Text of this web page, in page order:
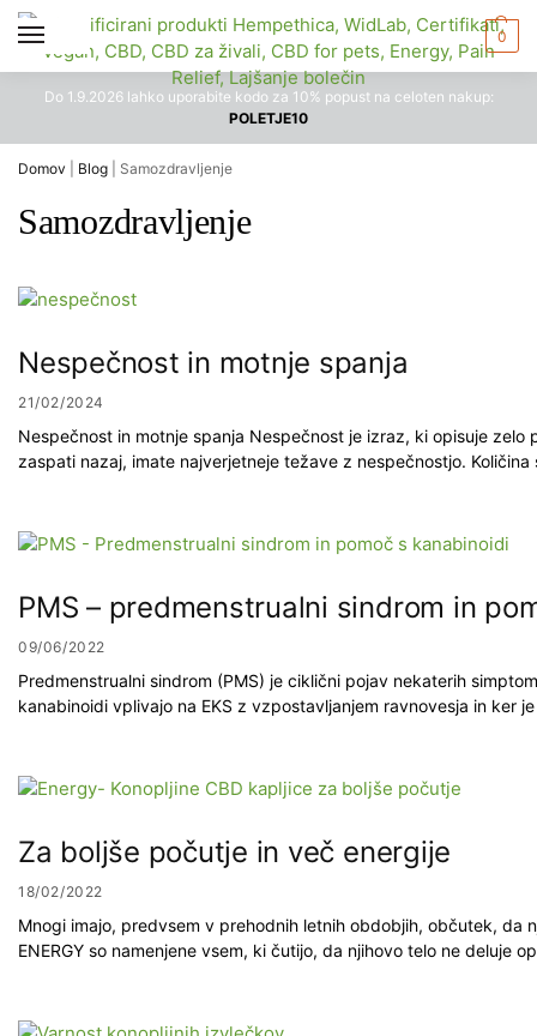
0
Do 1.9.2026 lahko uporabite kodo za 10% popust na celoten nakup:
POLETJE10
Domov Blog Samozdravljenje
Samozdravljenje
Nespečnost in motnje spanja
21/02/2024
Nespečnost in motnje spanja Nespečnost je izraz, ki opisuje
zaspati nazaj, imate najverjetneje težave z nespečnostjo.
PMS – predmenstrualni sindrom in
09/06/2022
Predmenstrualni sindrom (PMS) je ciklični pojav nekaterih
kanabinoidi vplivajo na EKS z vzpostavljanjem ravnovesja in ker
Za boljše počutje in več energije
18/02/2022
Mnogi imajo, predvsem v prehodnih letnih obdobjih, občutek, da
ENERGY so namenjene vsem, ki čutijo, da njihovo telo ne deluje